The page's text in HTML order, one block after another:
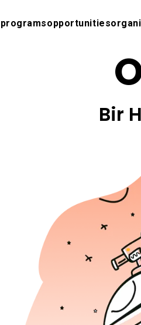
programsopportunities
Bir